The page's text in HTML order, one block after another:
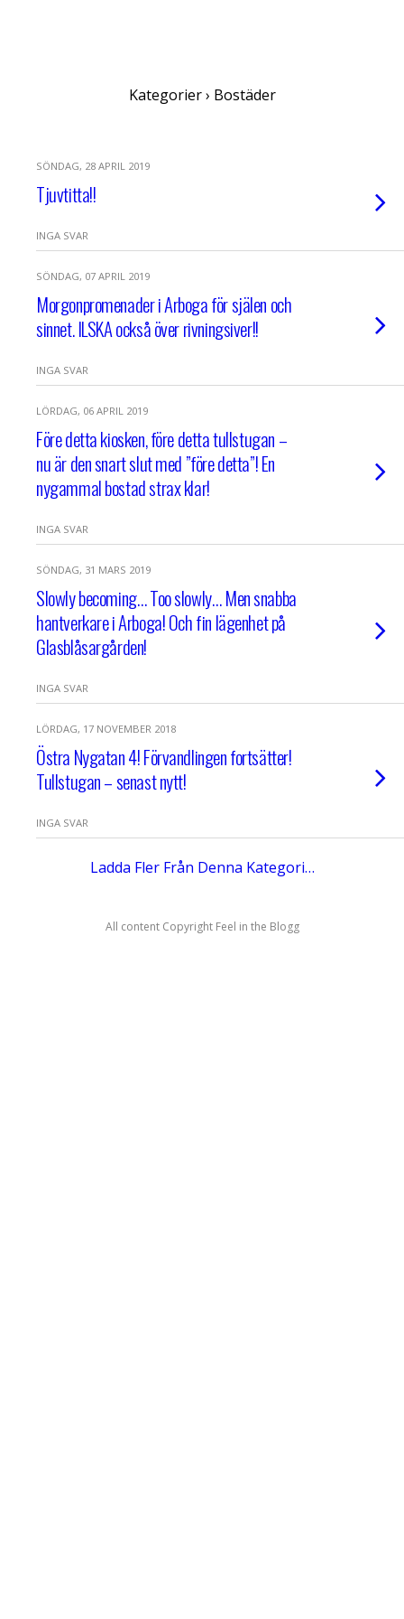
Kategorier › Bostäder
SÖNDAG, 28 APRIL 2019
Tjuvtitta!!
INGA SVAR
SÖNDAG, 07 APRIL 2019
Morgonpromenader i Arboga för själen och
sinnet. ILSKA också över rivningsiver!!
INGA SVAR
LÖRDAG, 06 APRIL 2019
Före detta kiosken, före detta tullstugan –
nu är den snart slut med ”före detta”! En
nygammal bostad strax klar!
INGA SVAR
SÖNDAG, 31 MARS 2019
Slowly becoming… Too slowly… Men snabba
hantverkare i Arboga! Och fin lägenhet på
Glasblåsargården!
INGA SVAR
LÖRDAG, 17 NOVEMBER 2018
Östra Nygatan 4! Förvandlingen fortsätter!
Tullstugan – senast nytt!
INGA SVAR
Ladda Fler Från Denna Kategori…
All content Copyright Feel in the Blogg